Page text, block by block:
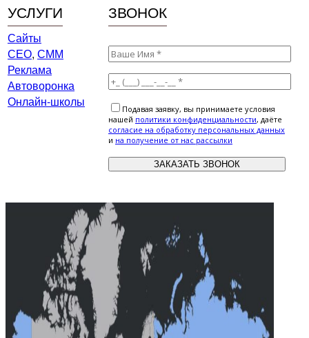
УСЛУГИ ЗВОНОК
Сайты
СЕО, СММ
Реклама
Автоворонка
Онлайн-школы
Подавая заявку, вы принимаете условия
нашей политики конфиденциальности, даёте
cогласие на обработку персональных данных
и на получение от нас рассылки